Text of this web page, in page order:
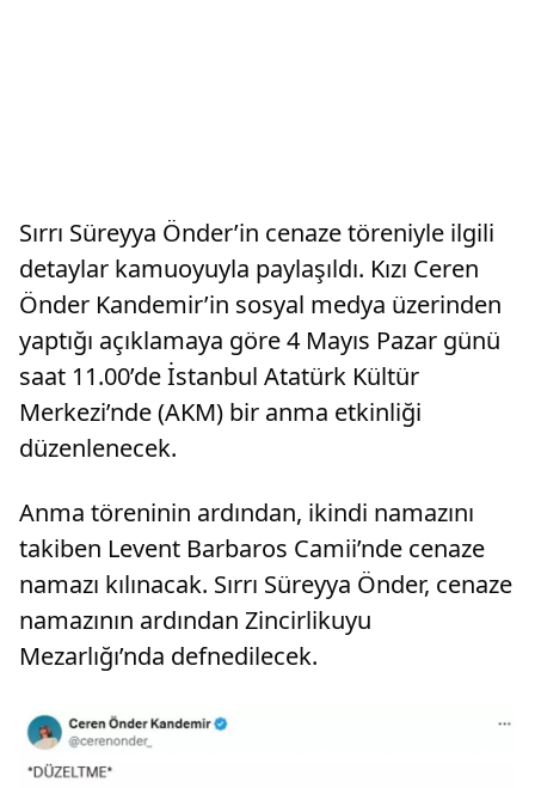
Sırrı Süreyya Önder’in cenaze töreniyle ilgili
detaylar kamuoyuyla paylaşıldı. Kızı Ceren
Önder Kandemir’in sosyal medya üzerinden
yaptığı açıklamaya göre 4 Mayıs Pazar günü
saat 11.00’de İstanbul Atatürk Kültür
Merkezi’nde (AKM) bir anma etkinliği
düzenlenecek.
Anma töreninin ardından, ikindi namazını
takiben Levent Barbaros Camii’nde cenaze
namazı kılınacak. Sırrı Süreyya Önder, cenaze
namazının ardından Zincirlikuyu
Mezarlığı’nda defnedilecek.